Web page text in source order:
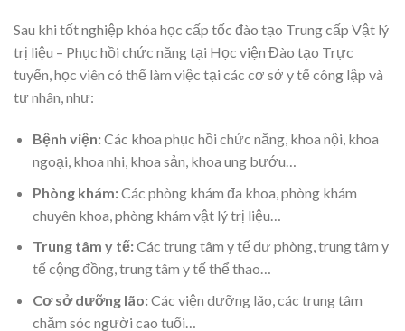
Sau khi tốt nghiệp khóa học cấp tốc đào tạo Trung cấp Vật lý
trị liệu – Phục hồi chức năng tại Học viện Đào tạo Trực
tuyến, học viên có thể làm việc tại các cơ sở y tế công lập và
tư nhân, như:
Bệnh viện:Các khoa phục hồi chức năng, khoa nội, khoa
ngoại, khoa nhi, khoa sản, khoa ung bướu…
Phòng khám:Các phòng khám đa khoa, phòng khám
chuyên khoa, phòng khám vật lý trị liệu…
Trung tâm y tế:Các trung tâm y tế dự phòng, trung tâm y
tế cộng đồng, trung tâm y tế thể thao…
Cơ sở dưỡng lão:Các viện dưỡng lão, các trung tâm
chăm sóc người cao tuổi…